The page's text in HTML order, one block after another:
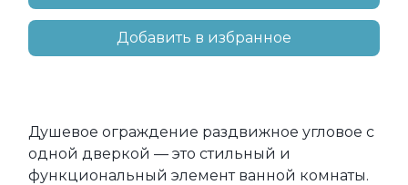
Добавить в избранное
Душевое ограждение раздвижное угловое с
одной дверкой — это стильный и
функциональный элемент ванной комнаты.